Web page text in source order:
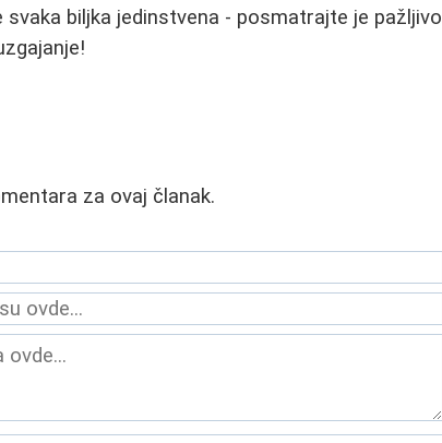
biljka jedinstvena - posmatrajte je pažljivo
za ovaj članak.